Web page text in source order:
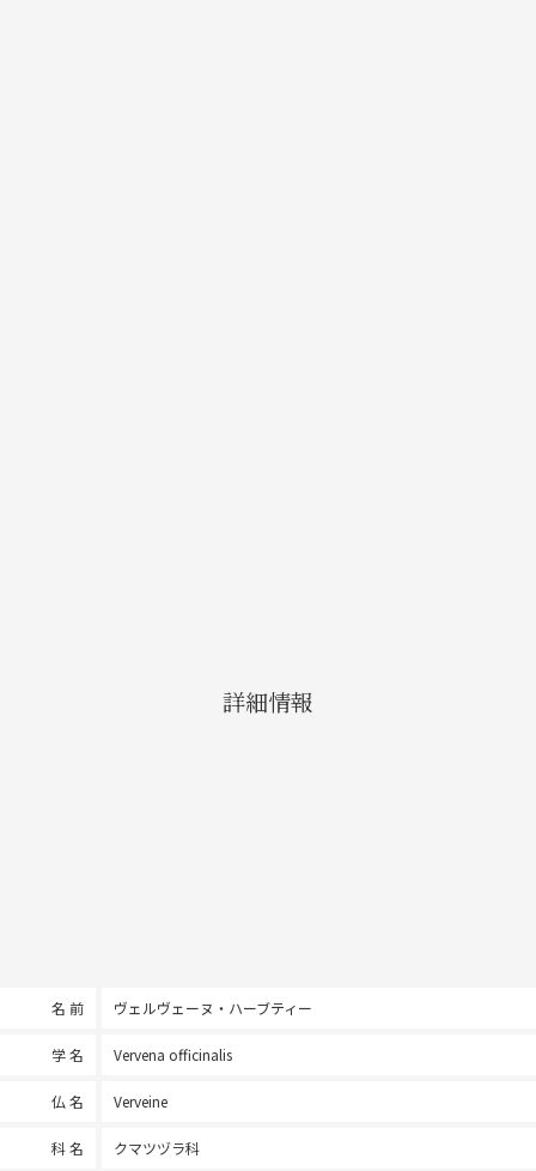
詳細情報
名 前 ヴェルヴェーヌ・ハーブティー
学 名 Vervena officinalis
仏 名 Verveine
科 名 クマツヅラ科